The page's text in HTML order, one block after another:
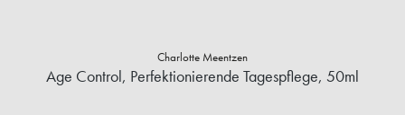
Charlotte Meentzen
Age Control, Perfektionierende Tagespflege, 50ml